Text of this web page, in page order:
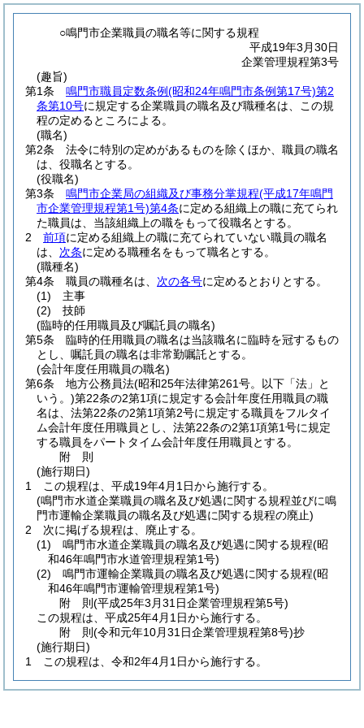
○鳴門市企業職員の職名等に関する規程
平成19年3月30日
企業管理規程第3号
(趣旨)
第1条
鳴門市職員定数条例(昭和24年鳴門市条例第17号)第2
条第10号に規定する企業職員の職名及び職種名は、この規
程の定めるところによる。
(職名)
第2条
法令に特別の定めがあるものを除くほか、職員の職名
は、役職名とする。
(役職名)
第3条
鳴門市企業局の組織及び事務分掌規程(平成17年鳴門
市企業管理規程第1号)第4条に定める組織上の職に充てられ
た職員は、当該組織上の職をもって役職名とする。
2
前項に定める組織上の職に充てられていない職員の職名
は、 次条に定める職種名をもって職名とする。
(職種名)
第4条
職員の職種名は、 次の各号に定めるとおりとする。
(1)
主事
(2)
技師
(臨時的任用職員及び嘱託員の職名)
第5条
臨時的任用職員の職名は当該職名に臨時を冠するもの
とし、嘱託員の職名は非常勤嘱託とする。
(会計年度任用職員の職名)
第6条
地方公務員法(昭和25年法律第261号。以下「法」と
いう。)第22条の2第1項に規定する会計年度任用職員の職
名は、法第22条の2第1項第2号に規定する職員をフルタイ
ム会計年度任用職員とし、法第22条の2第1項第1号に規定
する職員をパートタイム会計年度任用職員とする。
附 則
(施行期日)
1
この規程は、平成19年4月1日から施行する。
(鳴門市水道企業職員の職名及び処遇に関する規程並びに鳴
門市運輸企業職員の職名及び処遇に関する規程の廃止)
2
次に掲げる規程は、廃止する。
(1)
鳴門市水道企業職員の職名及び処遇に関する規程(昭
和46年鳴門市水道管理規程第1号)
(2)
鳴門市運輸企業職員の職名及び処遇に関する規程(昭
和46年鳴門市運輸管理規程第1号)
附 則(平成25年3月31日企業管理規程第5号)
この規程は、平成25年4月1日から施行する。
附 則(令和元年10月31日企業管理規程第8号)抄
(施行期日)
1
この規程は、令和2年4月1日から施行する。